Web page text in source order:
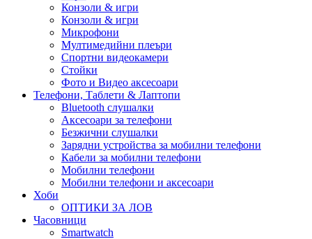
Конзоли & игри
Конзоли & игри
Микрофони
Мултимедийни плеъри
Спортни видеокамери
Стойки
Фото и Видео аксесоари
Телефони, Таблети & Лаптопи
Bluetooth слушалки
Аксесоари за телефони
Безжични слушалки
Зарядни устройства за мобилни телефони
Кабели за мобилни телефони
Мобилни телефони
Мобилни телефони и аксесоари
Хоби
ОПТИКИ ЗА ЛОВ
Часовници
Smartwatch